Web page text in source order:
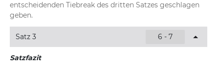
entscheidenden Tiebreak des dritten Satzes geschlagen
geben.
Satz 3 6 - 7
Satzfazit